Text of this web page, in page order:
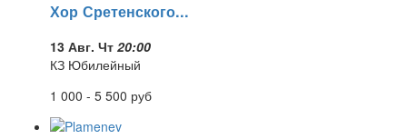
Хор Сретенского...
13 Авг. Чт 20:00
КЗ Юбилейный
1 000 - 5 500 руб